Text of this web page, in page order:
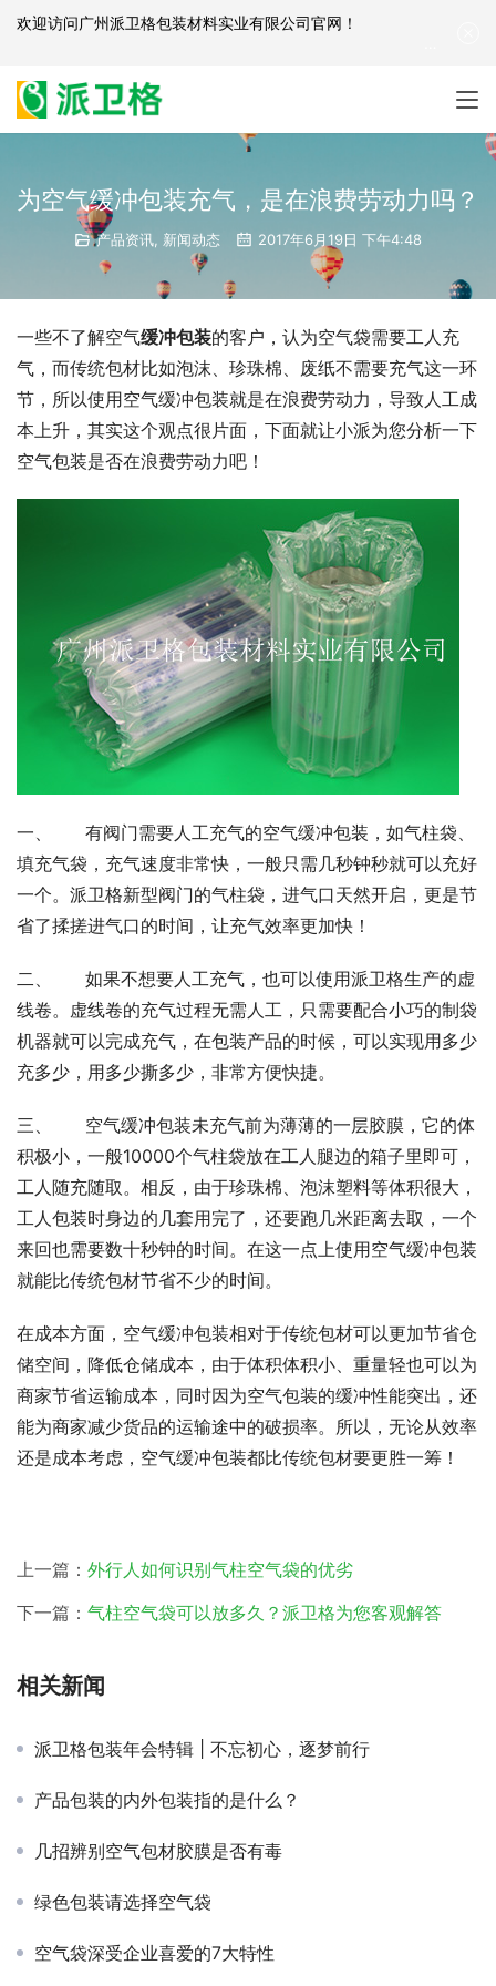
为空气缓冲包装充气，是在浪费劳动力吗？
产品资讯, 新闻动态 2017年6月19日 下午4:48
一些不了解空气缓冲包装的客户，认为空气袋需要工人充
气，而传统包材比如泡沫、珍珠棉、废纸不需要充气这一环
节，所以使用空气缓冲包装就是在浪费劳动力，导致人工成
本上升，其实这个观点很片面，下面就让小派为您分析一下
空气包装是否在浪费劳动力吧！
一、      有阀门需要人工充气的空气缓冲包装，如气柱袋、
填充气袋，充气速度非常快，一般只需几秒钟秒就可以充好
一个。派卫格新型阀门的气柱袋，进气口天然开启，更是节
省了揉搓进气口的时间，让充气效率更加快！
二、      如果不想要人工充气，也可以使用派卫格生产的虚
线卷。虚线卷的充气过程无需人工，只需要配合小巧的制袋
机器就可以完成充气，在包装产品的时候，可以实现用多少
充多少，用多少撕多少，非常方便快捷。
三、      空气缓冲包装未充气前为薄薄的一层胶膜，它的体
积极小，一般10000个气柱袋放在工人腿边的箱子里即可，
工人随充随取。相反，由于珍珠棉、泡沫塑料等体积很大，
工人包装时身边的几套用完了，还要跑几米距离去取，一个
来回也需要数十秒钟的时间。在这一点上使用空气缓冲包装
就能比传统包材节省不少的时间。
在成本方面，空气缓冲包装相对于传统包材可以更加节省仓
储空间，降低仓储成本，由于体积体积小、重量轻也可以为
商家节省运输成本，同时因为空气包装的缓冲性能突出，还
能为商家减少货品的运输途中的破损率。所以，无论从效率
还是成本考虑，空气缓冲包装都比传统包材要更胜一筹！
上一篇： 外行人如何识别气柱空气袋的优劣
下一篇： 气柱空气袋可以放多久？派卫格为您客观解答
相关新闻
派卫格包装年会特辑 | 不忘初心，逐梦前行
产品包装的内外包装指的是什么？
几招辨别空气包材胶膜是否有毒
绿色包装请选择空气袋
空气袋深受企业喜爱的7大特性
欢迎访问广州派卫格包装材料实业有限公司官网 ！